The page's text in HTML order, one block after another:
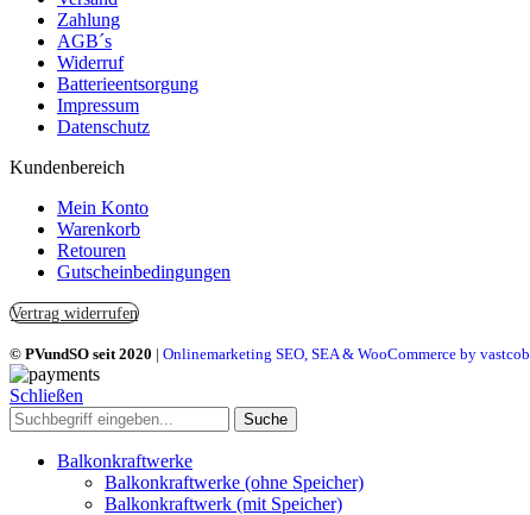
Zahlung
AGB´s
Widerruf
Batterieentsorgung
Impressum
Datenschutz
Kundenbereich
Mein Konto
Warenkorb
Retouren
Gutscheinbedingungen
Vertrag widerrufen
© PVundSO seit 2020 | Onlinemarketing SEO, SEA & WooCommerce by vastcob
Schließen
Suche
Balkonkraftwerke
Balkonkraftwerke (ohne Speicher)
Balkonkraftwerk (mit Speicher)